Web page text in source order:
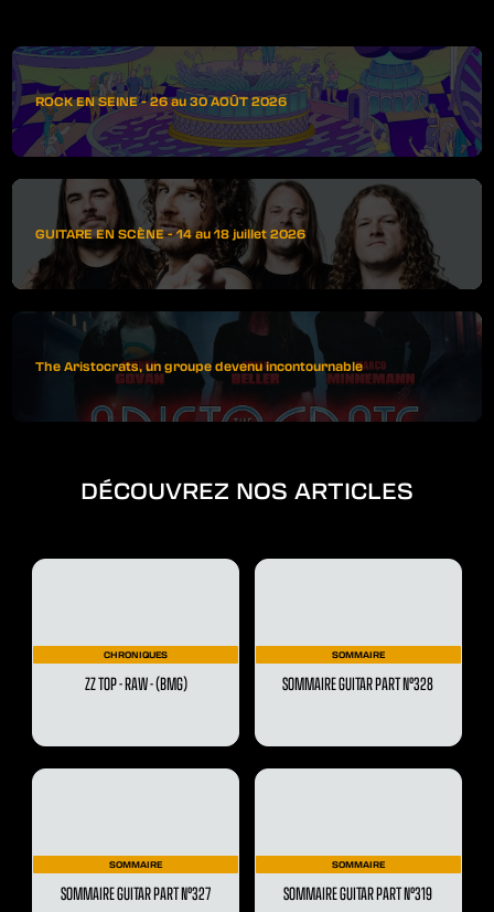
ROCK EN SEINE - 26 au 30 AOÛT 2026
GUITARE EN SCÈNE - 14 au 18 juillet 2026
The Aristocrats, un groupe devenu incontournable
DÉCOUVREZ NOS ARTICLES
CHRONIQUES
ZZ TOP - RAW - (BMG)
SOMMAIRE
SOMMAIRE GUITAR PART N°328
SOMMAIRE
SOMMAIRE GUITAR PART N°327
SOMMAIRE
SOMMAIRE GUITAR PART N°319